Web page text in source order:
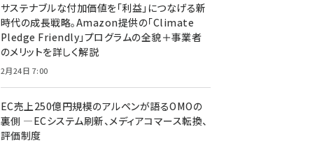
サステナブルな付加価値を「利益」につなげる新
時代の成長戦略。Amazon提供の「Climate
Pledge Friendly」プログラムの全貌＋事業者
のメリットを詳しく解説
2月24日 7:00
EC売上250億円規模のアルペンが語るOMOの
裏側 ―ECシステム刷新、メディアコマース転換、
評価制度